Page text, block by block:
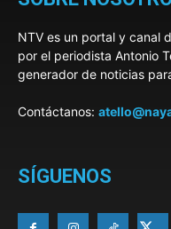
NTV es un portal y canal
por el periodista Antonio
generador de noticias
Contáctanos:
SÍGUENOS